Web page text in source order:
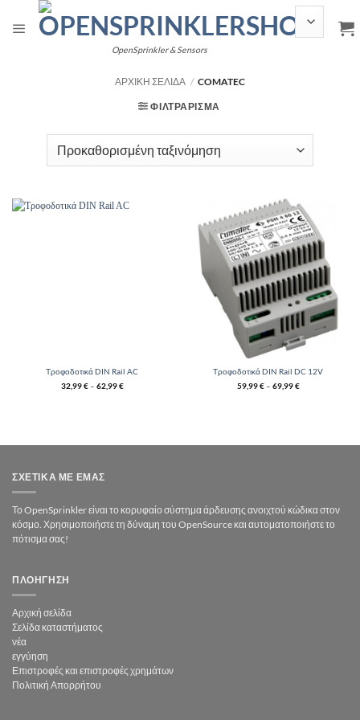
Μετάβαση
περιεχόμενο
OpenSprinkler & Sensors
ΑΡΧΙΚΉ ΣΕΛΊΔΑ / COMATEC
ΦΙΛΤΡΆΡΙΣΜΑ
Τροφοδοτικά DIN Rail AC
32,99€– 62,99€
Τροφοδοτικά DIN Rail DC 12V
59,99€– 69,99€
ΣΧΕΤΙΚΆ ΜΕ ΕΜΆΣ
Το OpenSprinkler είναι το κορυφαίο σύστημα άρδευσης ανοιχτού κώδικα στον
κόσμο. Χρησιμοποιήστε τη δύναμη του OpenSource και αυτοματοποιήστε το
πότισμα σας!
ΠΛΟΗΓΗΣΗ
Αρχική σελίδα
Σελίδα καταστήματος
νέα
εγγύηση
Επιστροφές και επιστροφές χρημάτων
Πολιτική Απορρήτου